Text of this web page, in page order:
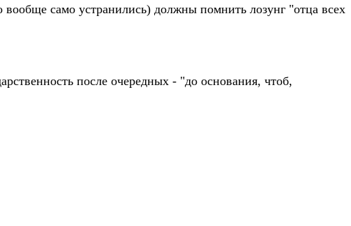
само устранились) должны помнить лозунг "отца всех
после очередных - "до основания, чтоб,